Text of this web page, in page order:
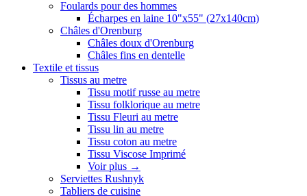
Foulards pour des hommes
Écharpes en laine 10"x55" (27x140cm)
Châles d'Orenburg
Châles doux d'Orenburg
Châles fins en dentelle
Textile et tissus
Tissus au metre
Tissu motif russe au metre
Tissu folklorique au metre
Tissu Fleuri au metre
Tissu lin au metre
Tissu coton au metre
Tissu Viscose Imprimé
Voir plus →
Serviettes Rushnyk
Tabliers de cuisine